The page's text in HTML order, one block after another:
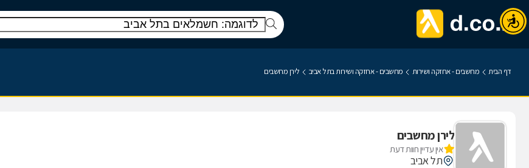
דף הבית מחשבים - אחזקה ושירות מחשבים - אחזקה ושירות בתל אביב לירן מחשבים
לירן מחשבים
אין עדיין חוות דעת
תל אביב